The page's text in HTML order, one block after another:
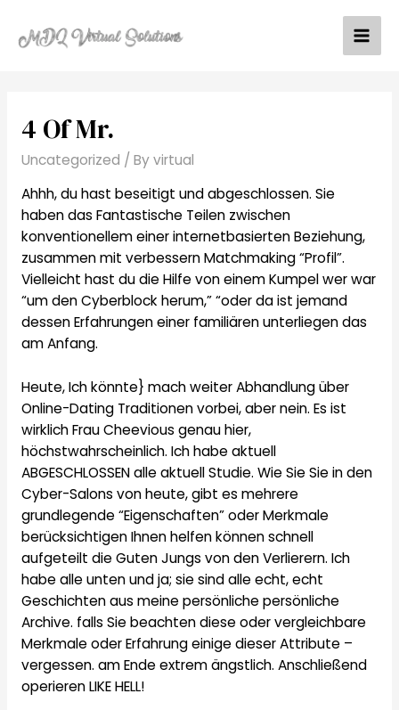
content
4 Of Mr.
Uncategorized / Byvirtual
Ahhh, du hast beseitigt und abgeschlossen. Sie
haben das Fantastische Teilen zwischen
konventionellem einer internetbasierten Beziehung,
zusammen mit verbessern Matchmaking “Profil”.
Vielleicht hast du die Hilfe von einem Kumpel wer war
“um den Cyberblock herum,” “oder da ist jemand
dessen Erfahrungen einer familiären unterliegen das
am Anfang.
Heute, Ich könnte} mach weiter Abhandlung über
Online-Dating Traditionen vorbei, aber nein. Es ist
wirklich Frau Cheevious genau hier,
höchstwahrscheinlich. Ich habe aktuell
ABGESCHLOSSEN alle aktuell Studie. Wie Sie Sie in den
Cyber-Salons von heute, gibt es mehrere
grundlegende “Eigenschaften” oder Merkmale
berücksichtigen Ihnen helfen können schnell
aufgeteilt die Guten Jungs von den Verlierern. Ich
habe alleunten und ja; sie sind alle echt, echt
Geschichten aus meine persönliche persönliche
Archive. falls Sie beachten diese oder vergleichbare
Merkmale oder Erfahrung einige dieser Attribute –
vergessen. am Ende extrem ängstlich. Anschließend
operieren LIKE HELL!